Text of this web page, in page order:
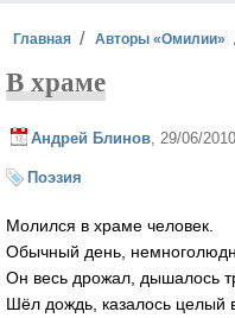
Вы здесь
Главная Авторы «Омилии»
В храме
Андрей Блинов , 29/06/
Поэзия
Молился в храме человек.
Обычный день,
Он весь дрожал, дышалось
Шёл дождь, казалось целый